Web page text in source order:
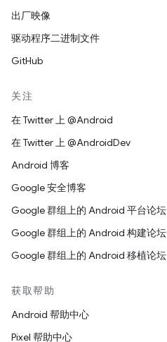
出厂映像
驱动程序二进制文件
GitHub
关注
在 Twitter 上 @Android
在 Twitter 上 @AndroidDev
Android 博客
Google 安全博客
Google 群组上的 Android 平台论坛
Google 群组上的 Android 构建论坛
Google 群组上的 Android 移植论坛
获取帮助
Android 帮助中心
Pixel 帮助中心